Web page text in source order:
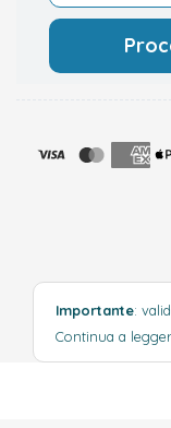
Importante:
Continua a